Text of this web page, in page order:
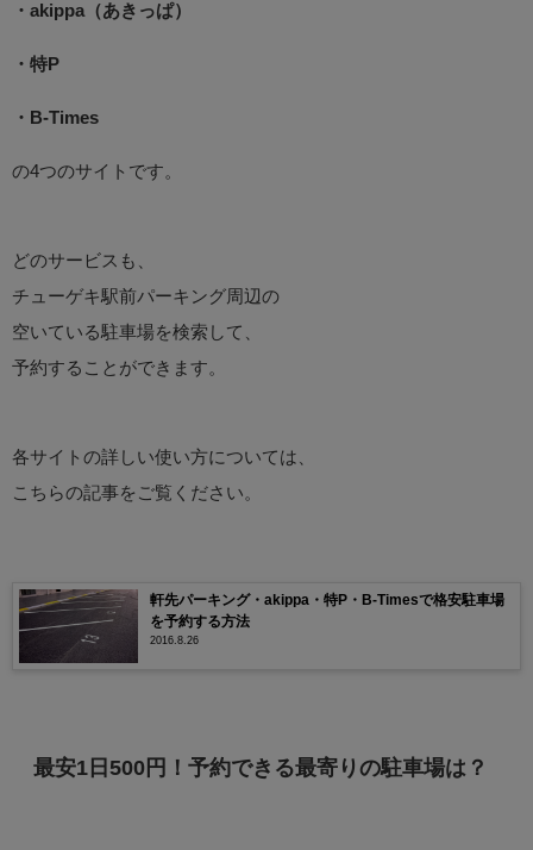
・akippa（あきっぱ）
・特P
・B-Times
の4つのサイトです。
どのサービスも、
チューゲキ駅前パーキング周辺の
空いている駐車場を検索して、
予約することができます。
各サイトの詳しい使い方については、
こちらの記事をご覧ください。
軒先パーキング・akippa・特P・B-Timesで格安駐車場
を予約する方法
2016.8.26
最安1日500円！予約できる最寄りの駐車場は？